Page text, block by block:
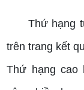
Thứ hạng từ
trên trang kết
Thứ hạng cao